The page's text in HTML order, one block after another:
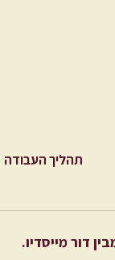
תהליך העבודה
דור מייסדיו.